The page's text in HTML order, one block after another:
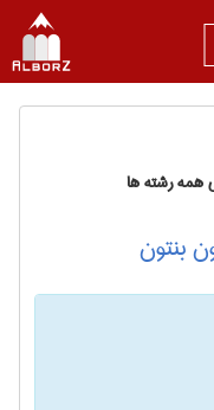
همه رشته ها
بنتون